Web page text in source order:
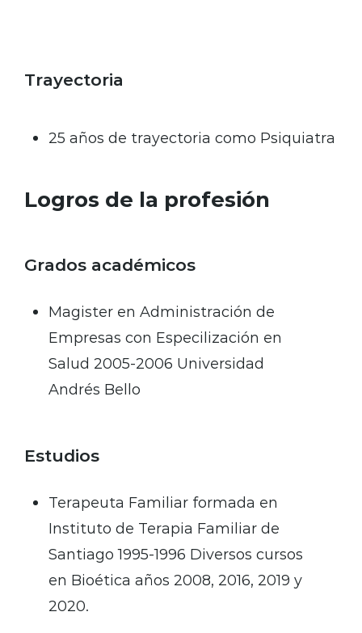
Trayectoria
25 años de trayectoria como Psiquiatra
Logros de la profesión
Grados académicos
Magister en Administración de
Empresas con Especilización en
Salud 2005-2006 Universidad
Andrés Bello
Estudios
Terapeuta Familiar formada en
Instituto de Terapia Familiar de
Santiago 1995-1996 Diversos cursos
en Bioética años 2008, 2016, 2019 y
2020.